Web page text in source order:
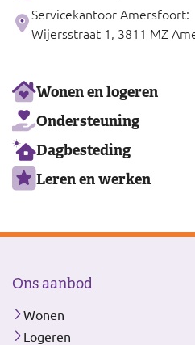
Servicekantoor Amersfoort:
Wijersstraat 1, 3811 MZ
Ons
aanbod
Wonen en logeren
Ondersteuning
Dagbesteding
Leren en werken
Ons aanbod
Wonen
Logeren